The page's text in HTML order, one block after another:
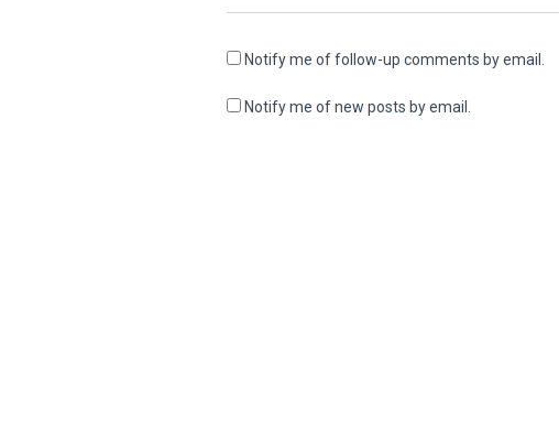
Notify me of follow-up comments by email.
Notify me of new posts by email.